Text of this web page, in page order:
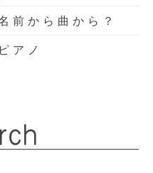
前から曲から？
アノ